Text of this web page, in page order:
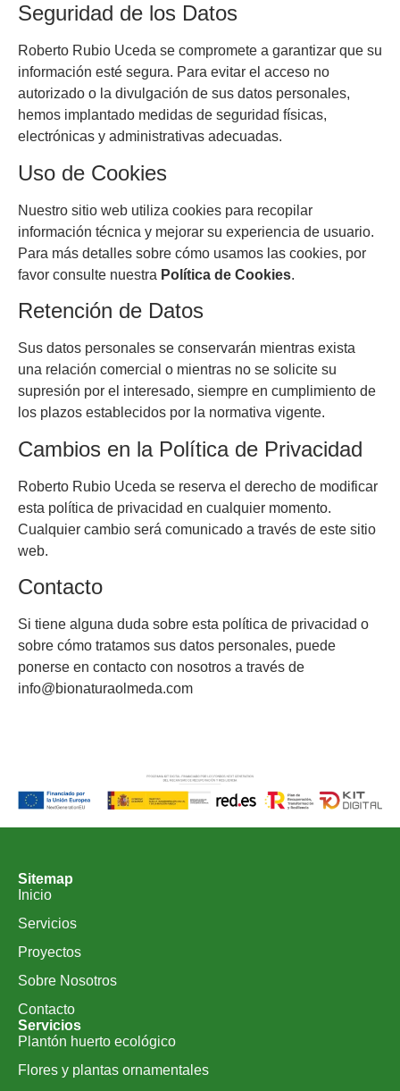
Seguridad de los Datos
Roberto Rubio Uceda se compromete a garantizar que su
información esté segura. Para evitar el acceso no
autorizado o la divulgación de sus datos personales,
hemos implantado medidas de seguridad físicas,
electrónicas y administrativas adecuadas.
Uso de Cookies
Nuestro sitio web utiliza cookies para recopilar
información técnica y mejorar su experiencia de usuario.
Para más detalles sobre cómo usamos las cookies, por
favor consulte nuestra Política de Cookies.
Retención de Datos
Sus datos personales se conservarán mientras exista
una relación comercial o mientras no se solicite su
supresión por el interesado, siempre en cumplimiento de
los plazos establecidos por la normativa vigente.
Cambios en la Política de Privacidad
Roberto Rubio Uceda se reserva el derecho de modificar
esta política de privacidad en cualquier momento.
Cualquier cambio será comunicado a través de este sitio
web.
Contacto
Si tiene alguna duda sobre esta política de privacidad o
sobre cómo tratamos sus datos personales, puede
ponerse en contacto con nosotros a través de
info@bionaturaolmeda.com
Sitemap
Inicio
Servicios
Proyectos
Sobre Nosotros
Contacto
Servicios
Plantón huerto ecológico
Flores y plantas ornamentales